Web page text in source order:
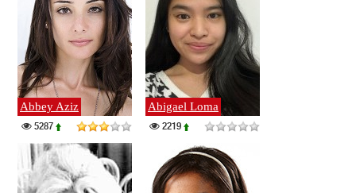
Abbey Aziz
5287
Abigael Loma
2219